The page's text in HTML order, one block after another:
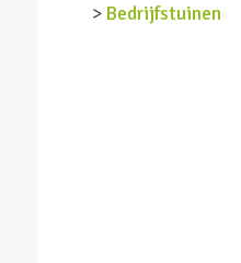
> Bedrijfstuinen